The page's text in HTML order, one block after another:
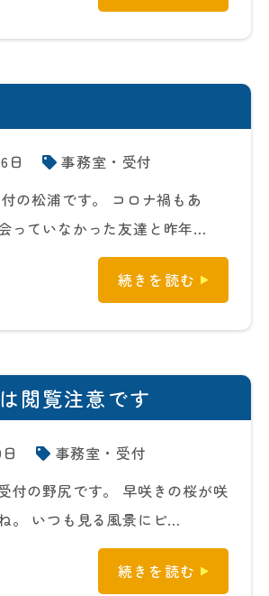
日
事務室・受付
の松浦です。 コロナ禍もあ
っていなかった友達と昨年…
続きを読む
閲覧注意です
事務室・受付
付の野尻です。 早咲きの桜が咲
。 いつも見る風景にピ…
続きを読む